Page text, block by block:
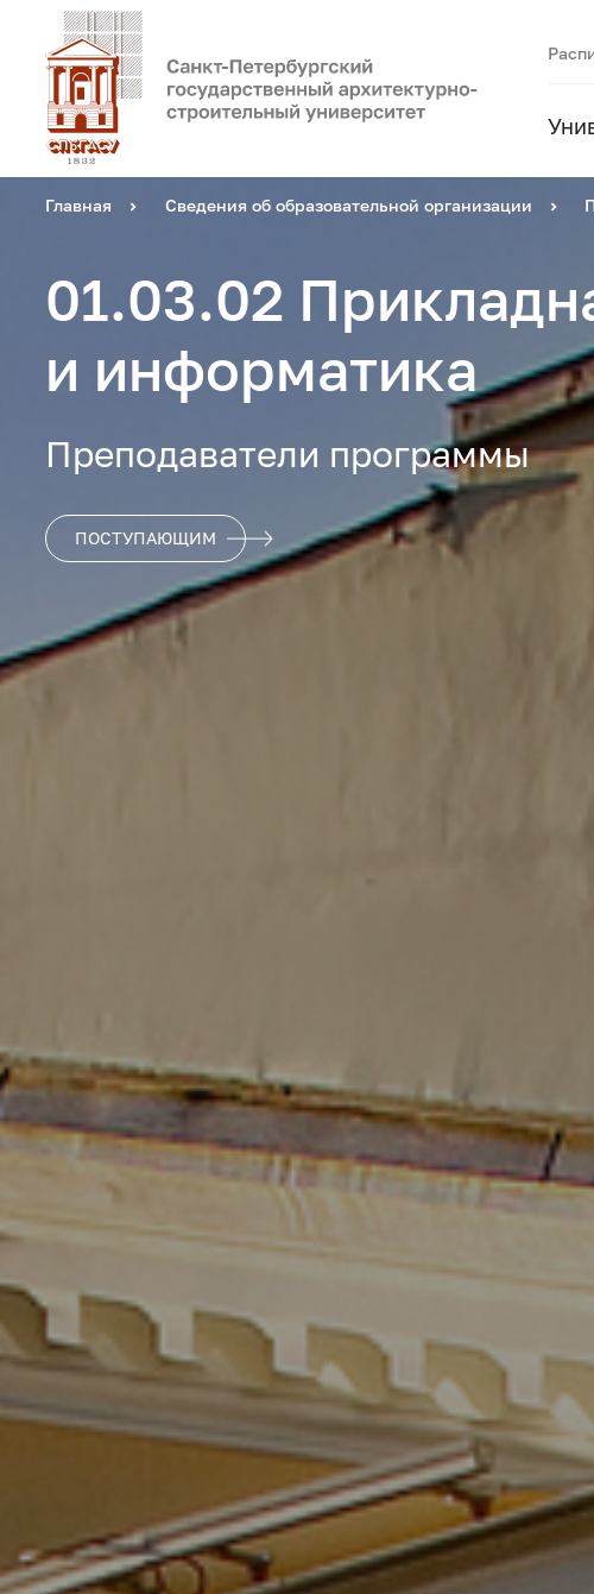
Главная Сведения об образовательной организации
01.03.02
и информатика
Преподаватели программы
ПОСТУПАЮЩИМ